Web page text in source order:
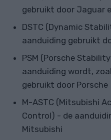
gebruikt door Jaguar
DSTC (Dynamic
aanduiding gebruikt
PSM (Porsche
aanduiding wordt,
gebruikt door Porsche
M-ASTC (Mitsubishi
Control) - de
Mitsubishi